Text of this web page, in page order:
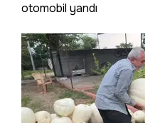
otomobil yandı